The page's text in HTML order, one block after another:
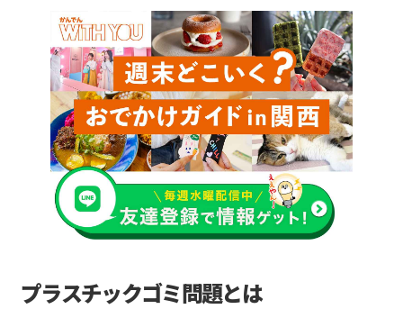
プラスチックゴミ問題とは